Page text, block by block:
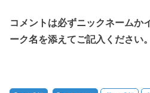
コメントは必ずニックネームか
ーク名を添えてご記入ください。